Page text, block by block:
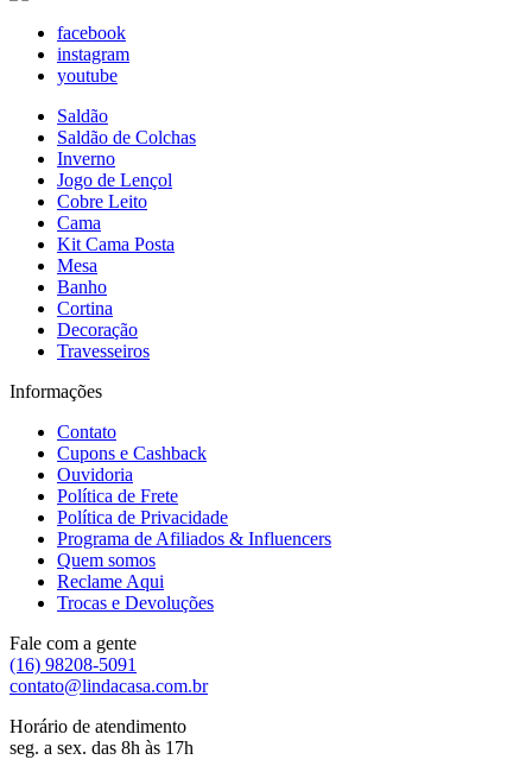
facebook
instagram
youtube
Saldão
Saldão de Colchas
Inverno
Jogo de Lençol
Cobre Leito
Cama
Kit Cama Posta
Mesa
Banho
Cortina
Decoração
Travesseiros
Informações
Contato
Cupons e Cashback
Ouvidoria
Política de Frete
Política de Privacidade
Programa de Afiliados & Influencers
Quem somos
Reclame Aqui
Trocas e Devoluções
Fale com a gente
(16) 98208-5091
contato@lindacasa.com.br
Horário de atendimento
seg. a sex. das 8h às 17h